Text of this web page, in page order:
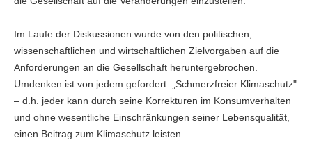
Im Laufe der Diskussionen wurde von den politischen,
wissenschaftlichen und wirtschaftlichen Zielvorgaben auf die
Anforderungen an die Gesellschaft heruntergebrochen.
Umdenken ist von jedem gefordert. „Schmerzfreier Klimaschutz"
– d.h. jeder kann durch seine Korrekturen im Konsumverhalten
und ohne wesentliche Einschränkungen seiner Lebensqualität,
einen Beitrag zum Klimaschutz leisten.